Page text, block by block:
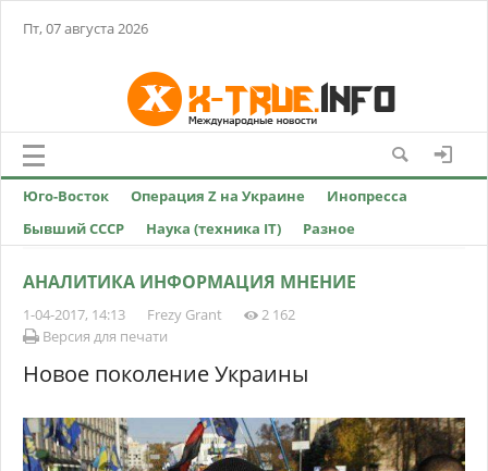
Пт, 07 августа 2026
Юго-Восток Операция Z на Украине
Инопресса
Бывший СССР
Наука (техника IT) Разное
АНАЛИТИКА ИНФОРМАЦИЯ МНЕНИЕ
1-04-2017, 14:13 Frezy Grant
2 162
Версия для печати
Новое поколение Украины